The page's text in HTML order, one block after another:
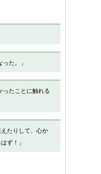
た。」
ったことに触れる
たりして、心か
ず！」